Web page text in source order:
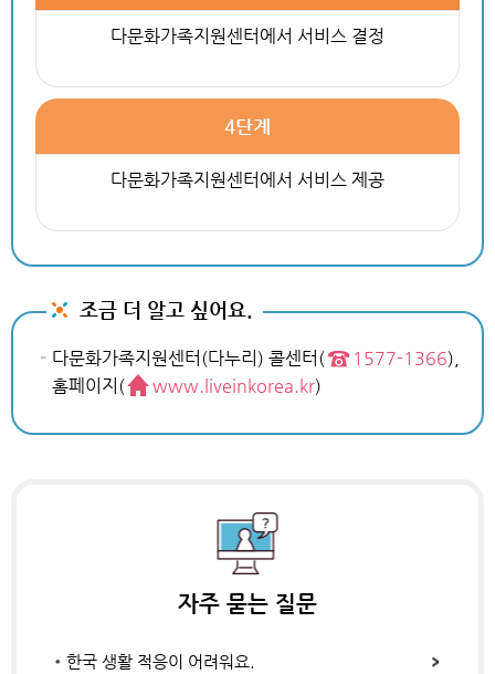
다문화가족지원센터에서 서비스 결정
4단계
다문화가족지원센터에서 서비스 제공
조금 더 알고 싶어요.
다문화가족지원센터(다누리) 콜센터( 1577-1366),
홈페이지(
www.liveinkorea.kr)
자주 묻는 질문
한국 생활 적응이 어려워요.